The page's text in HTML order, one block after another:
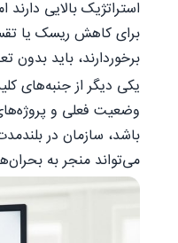
استراتژیک بالایی
برای کاهش ریسک یا
برخوردارند، باید
یکی دیگر از جنبه‌های
وضعیت فعلی و
باشد، سازمان در
می‌تواند منجر به